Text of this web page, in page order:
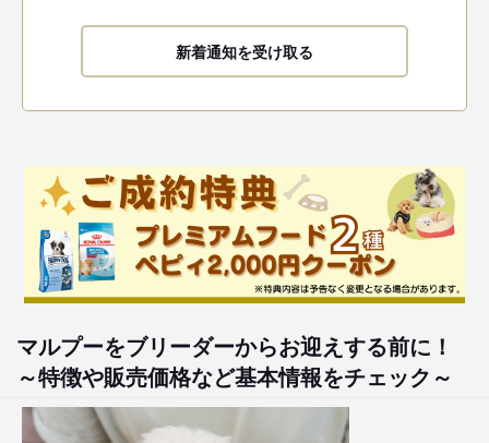
新着通知を受け取る
マルプーをブリーダーからお迎えする前に！
～特徴や販売価格など基本情報をチェック～